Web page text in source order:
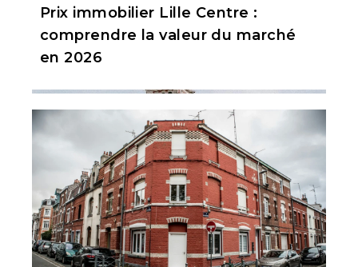
Prix immobilier Lille Centre :
comprendre la valeur du marché
en 2026